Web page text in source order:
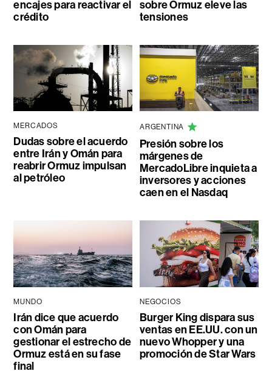
encajes para reactivar el
crédito
sobre Ormuz eleve las
tensiones
MERCADOS
Dudas sobre el acuerdo
entre Irán y Omán para
reabrir Ormuz impulsan
al petróleo
ARGENTINA
Presión sobre los
márgenes de
MercadoLibre inquieta a
inversores y acciones
caen en el Nasdaq
MUNDO
Irán dice que acuerdo
con Omán para
gestionar el estrecho de
Ormuz está en su fase
final
NEGOCIOS
Burger King dispara sus
ventas en EE.UU. con un
nuevo Whopper y una
promoción de Star Wars